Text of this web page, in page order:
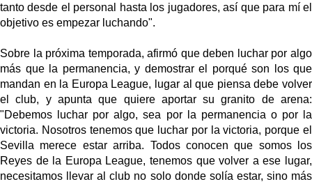
tanto desde el personal hasta los jugadores, así que para mí el
objetivo es empezar luchando".
Sobre la próxima temporada, afirmó que deben luchar por algo
más que la permanencia, y demostrar el porqué son los que
mandan en la Europa League, lugar al que piensa debe volver
el club, y apunta que quiere aportar su granito de arena:
"Debemos luchar por algo, sea por la permanencia o por la
victoria. Nosotros tenemos que luchar por la victoria, porque el
Sevilla merece estar arriba. Todos conocen que somos los
Reyes de la Europa League, tenemos que volver a ese lugar,
necesitamos llevar al club no solo donde solía estar, sino más